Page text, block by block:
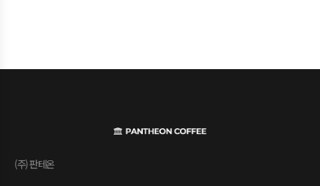
(주) 판테온